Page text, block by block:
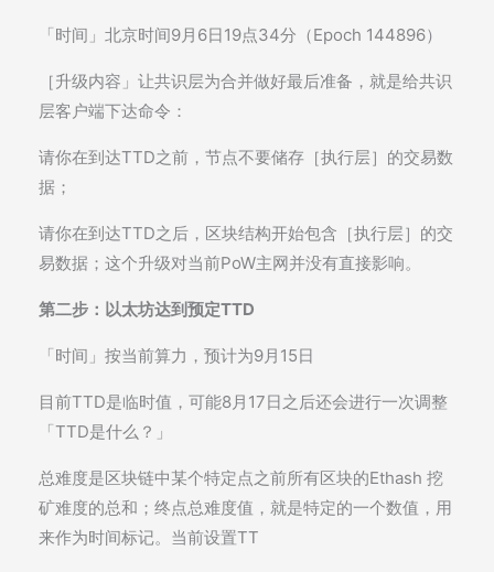
「时间」北京时间9月6日19点34分（Epoch 144896）
［升级内容」让共识层为合并做好最后准备，就是给共识
层客户端下达命令：
请你在到达TTD之前，节点不要储存［执行层］的交易数
据；
请你在到达TTD之后，区块结构开始包含［执行层］的交
易数据；这个升级对当前PoW主网并没有直接影响。
第二步：以太坊达到预定TTD
「时间」按当前算力，预计为9月15日
目前TTD是临时值，可能8月17日之后还会进行一次调整
「TTD是什么？」
总难度是区块链中某个特定点之前所有区块的Ethash 挖
矿难度的总和；终点总难度值，就是特定的一个数值，用
来作为时间标记。当前设置TT